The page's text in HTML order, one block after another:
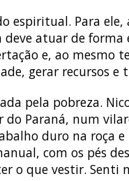
espiritual. Para ele,
atuar de
e, ao mesmo
gerar recursos
pela pobreza.
Paraná, num
duro na roça
com os pés
o que vestir. Senti